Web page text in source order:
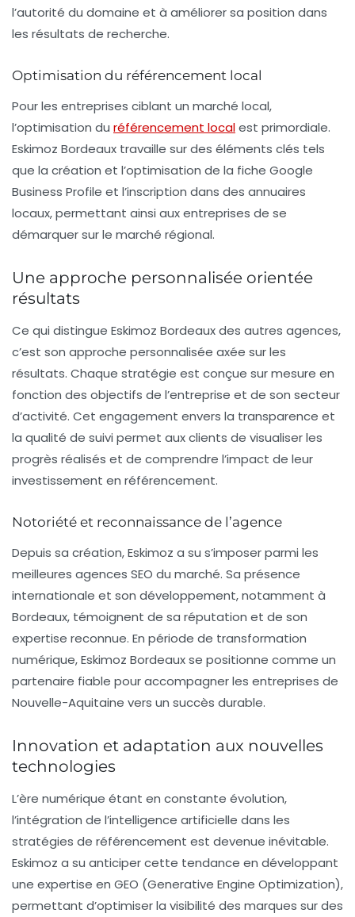
l’autorité du domaine et à améliorer sa position dans
les résultats de recherche.
Optimisation du référencement local
Pour les entreprises ciblant un marché local,
l’optimisation du référencement localest primordiale.
Eskimoz Bordeaux travaille sur des éléments clés tels
que la création et l’optimisation de la fiche Google
Business Profile et l’inscription dans des annuaires
locaux, permettant ainsi aux entreprises de se
démarquer sur le marché régional.
Une approche personnalisée orientée
résultats
Ce qui distingue Eskimoz Bordeaux des autres agences,
c’est son approche personnalisée axée sur les
résultats. Chaque stratégie est conçue sur mesure en
fonction des objectifs de l’entreprise et de son secteur
d’activité. Cet engagement envers la transparence et
la qualité de suivi permet aux clients de visualiser les
progrès réalisés et de comprendre l’impact de leur
investissement en référencement.
Notoriété et reconnaissance de l’agence
Depuis sa création, Eskimoz a su s’imposer parmi les
meilleures agences SEO du marché. Sa présence
internationale et son développement, notamment à
Bordeaux, témoignent de sa réputation et de son
expertise reconnue. En période de transformation
numérique, Eskimoz Bordeaux se positionne comme un
partenaire fiable pour accompagner les entreprises de
Nouvelle-Aquitaine vers un succès durable.
Innovation et adaptation aux nouvelles
technologies
L’ère numérique étant en constante évolution,
l’intégration de l’intelligence artificielle dans les
stratégies de référencement est devenue inévitable.
Eskimoz a su anticiper cette tendance en développant
une expertise en GEO (Generative Engine Optimization),
permettant d’optimiser la visibilité des marques sur des